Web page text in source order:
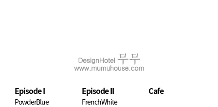
Episode I
PowderBlue
Episode II
FrenchWhite
Cafe